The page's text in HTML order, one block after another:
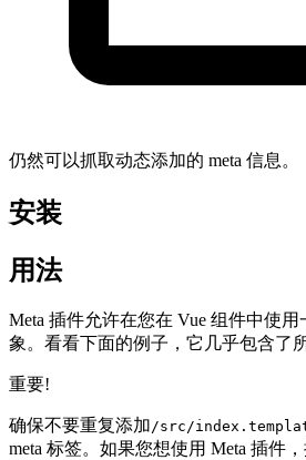
仍然可以抓取动态添加的 meta 信息。
安装
用法
Meta 插件允许在您在 Vue 组件中使用
象。看看下面的例子，它几乎包含了
重要!
确保不要重复添加/src/
meta 标签。如果您想使用 Meta 插件